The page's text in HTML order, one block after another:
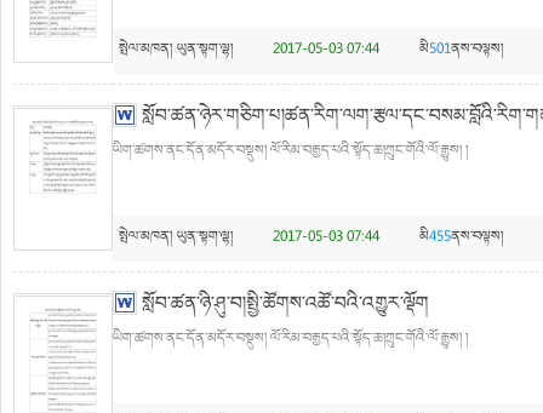
སྤེལ་མཁན། ཡུན་སྟག་ལྷ། 2017-05-03 07:44 མི501ནས་བལྟས།
ཡིག་ཚགས་ནང་དོན་མདོར་བསྡུས། ལོ་རིམ་བརྒྱད་པའི་སྟོད་ཆ།ཀྲུང་གོའི་ལོ་རྒྱུས། །
སྤེལ་མཁན། ཡུན་སྟག་ལྷ། 2017-05-03 07:44 མི455ནས་བལྟས།
སློབ་ཚན་ཉི་ཤུ་བ།སྤྱི་ཚོགས་འཚོ་བའི་འགྱུར་ལྡོག
ཡིག་ཚགས་ནང་དོན་མདོར་བསྡུས། ལོ་རིམ་བརྒྱད་པའི་སྟོད་ཆ།ཀྲུང་གོའི་ལོ་རྒྱུས། །